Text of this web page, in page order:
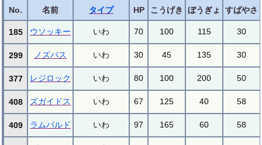
No. 名前 タイプ HP こうげき ぼうぎょ すばやさ
185 ウソッキー いわ 70 100 115 30
299 ノズパス いわ 30 45 135 30
377 レジロック いわ 80 100 200 50
408 ズガイドス いわ 67 125 40 58
409 ラムパルド いわ 97 165 60 58